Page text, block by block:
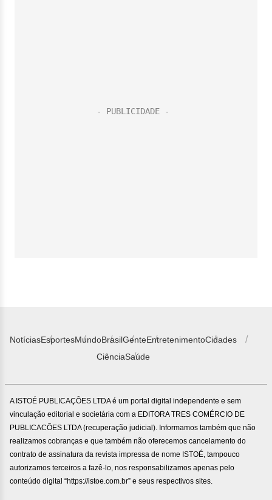
NotíciasEsportesMundoBrasilGenteEntretenimentoCidades
CiênciaSaúde
A ISTOÉ PUBLICAÇÕES LTDA é um portal digital independente e sem
vinculação editorial e societária com a EDITORA TRES COMÉRCIO DE
PUBLICACÕES LTDA (recuperação judicial). Informamos também que não
realizamos cobranças e que também não oferecemos cancelamento do
contrato de assinatura da revista impressa de nome ISTOÉ, tampouco
autorizamos terceiros a fazê-lo, nos responsabilizamos apenas pelo
conteúdo digital “https://istoe.com.br” e seus respectivos sites.